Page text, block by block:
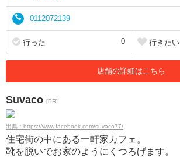
0112072139
行った 0 行きたい
店舗の詳細はこちら
Suvaco [PR]
出典：https://www.facebook.com/suvaco77/
住宅街の中にある一軒家カフェ。
靴を脱いでお家のようにくつろげます。